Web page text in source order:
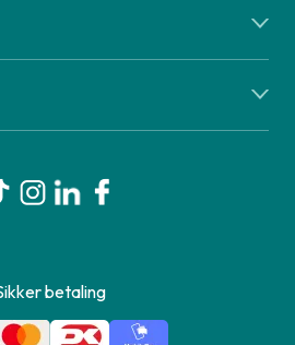
betaling